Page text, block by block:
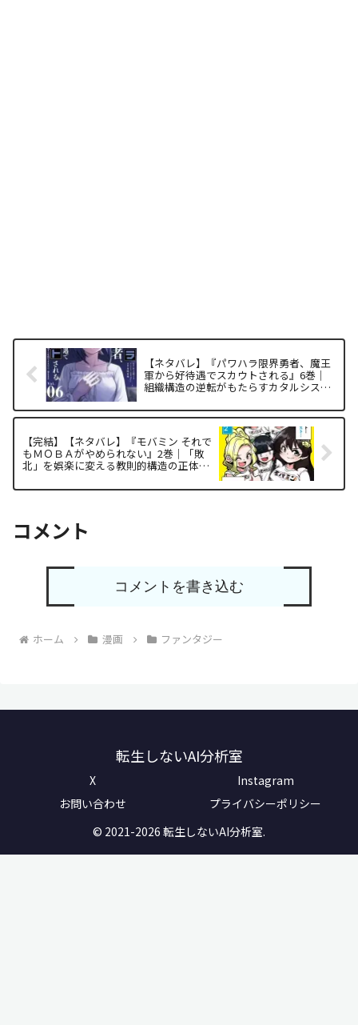
【ネタバレ】『パワハラ限界勇者、魔王
軍から好待遇でスカウトされる』6巻｜
組織構造の逆転がもたらすカタルシスを
【完結】【ネタバレ】『モバミン それで
もＭＯＢＡがやめられない』2巻｜「敗
北」を娯楽に変える教則的構造の正体を
コメント
コメントを書き込む
ホーム 漫画 ファンタジー
転生しないAI分析室
X
Instagram
お問い合わせ
プライバシーポリシー
© 2021-2026 転生しないAI分析室.